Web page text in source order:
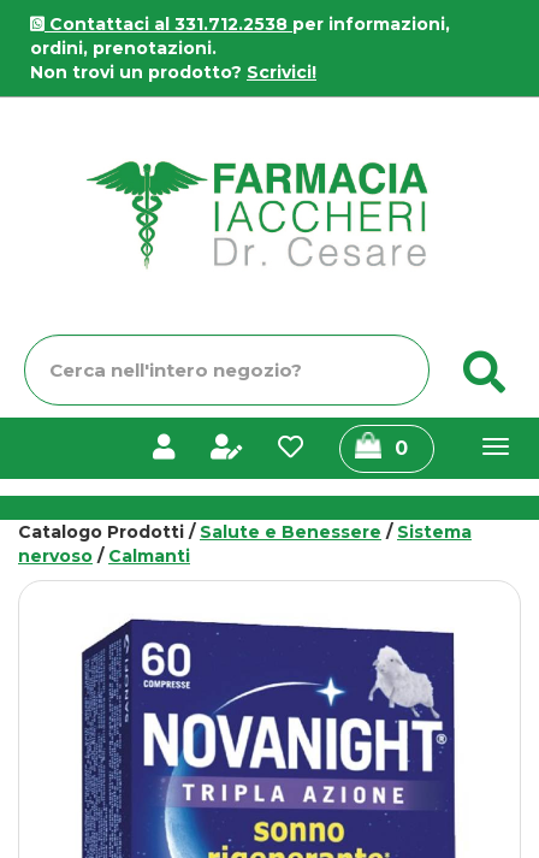
Passa
contenuto
principale
Contattaci al 331.712.2538 per informazioni,
ordini, prenotazioni.
Non trovi un prodotto? Scrivici!
Cerca
Prodotto
0prodotti
inseriti
Catalogo Prodotti / Salute e Benessere / Sistema
nervoso / Calmanti